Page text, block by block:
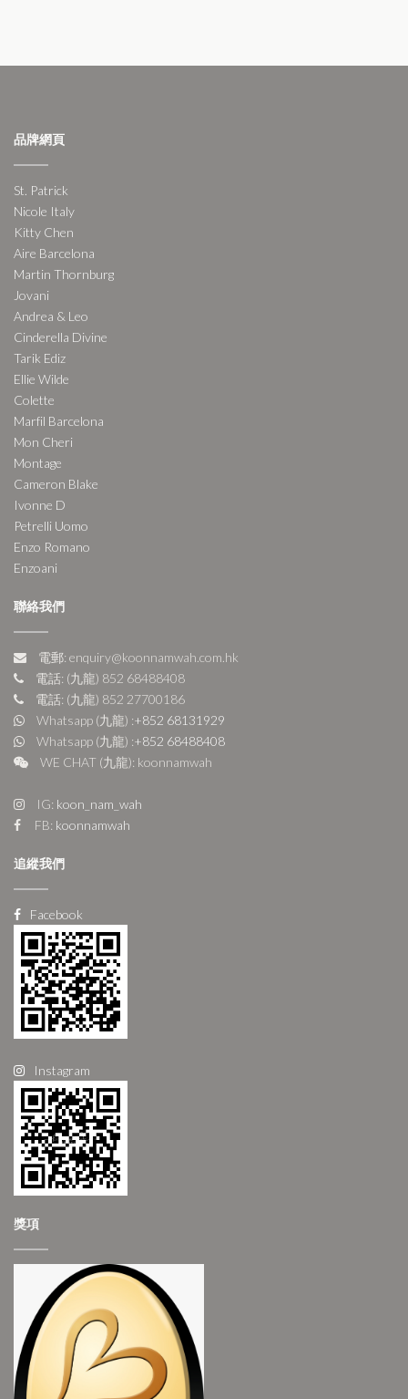
品牌網頁
St. Patrick
Nicole Italy
Kitty Chen
Aire Barcelona
Martin Thornburg
Jovani
Andrea & Leo
Cinderella Divine
Tarik Ediz
Ellie Wilde
Colette
Marfil Barcelona
Mon Cheri
Montage
Cameron Blake
Ivonne D
Petrelli Uomo
Enzo Romano
Enzoani
聯絡我們
電郵: enquiry@koonnamwah.com.hk
電話: (九龍) 852 68488408
電話: (九龍) 852 27700186
Whatsapp (九龍) :+852 68131929
Whatsapp (九龍) :+852 68488408
WE CHAT (九龍): koonnamwah
IG: koon_nam_wah
FB: koonnamwah
追縱我們
Facebook
Instagram
獎項